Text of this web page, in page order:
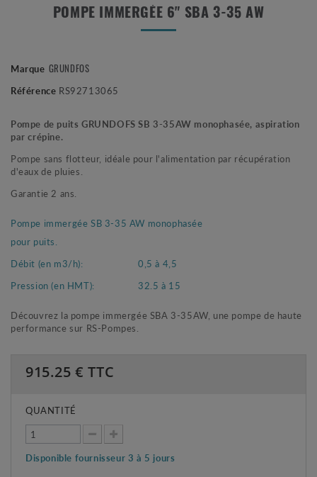
POMPE IMMERGÉE 6" SBA 3-35 AW
Marque GRUNDFOS
Référence RS92713065
Pompe de puits GRUNDOFS SB 3-35AW monophasée, aspiration
par crépine.
Pompe sans flotteur, idéale pour l'alimentation par récupération
d'eaux de pluies.
Garantie 2 ans.
Pompe immergée SB 3-35 AW monophasée
pour puits.
Débit (en m3/h):
0,5 à 4,5
Pression (en HMT):
32.5 à 15
Découvrez la pompe immergée SBA 3-35AW, une pompe de haute
performance sur RS-Pompes.
915.25 € TTC
QUANTITÉ
Disponible fournisseur 3 à 5 jours